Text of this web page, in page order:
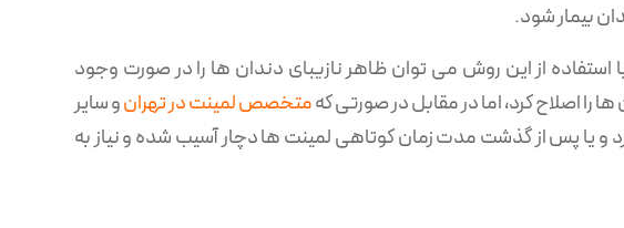
بیمار شود.
از این روش می ‌توان ظاهر نازیبای دندان ها را در صورت وجود
اصلاح کرد، اما در مقابل در صورتی کهمتخصص لمینت در تهرانو سایر
و یا پس از گذشت مدت زمان کوتاهی لمینت ها دچار آسیب شده و نیاز به